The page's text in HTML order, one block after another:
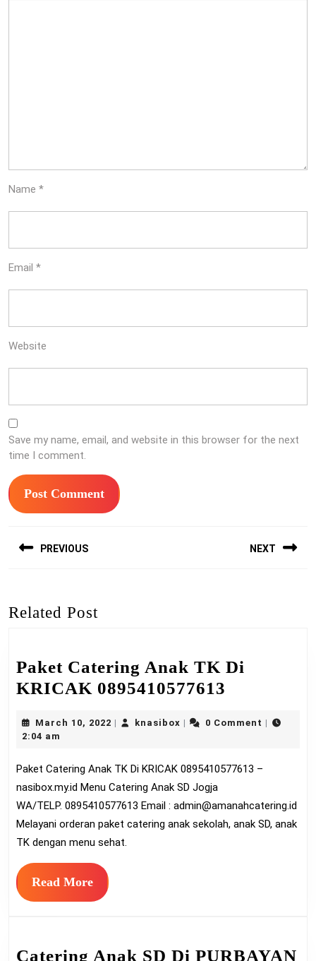
Name *
Email *
Website
Save my name, email, and website in this browser for the next
time I comment.
navigation
PREVIOUS NEXT
Related Post
Paket Catering Anak TK Di
KRICAK 0895410577613
Anak
Di
March 10, 2022 Marchknasiboxknasibox0 Comment
2:04 am
Paket Catering Anak TK Di KRICAK 0895410577613 –
nasibox.my.id Menu Catering Anak SD Jogja
WA/TELP. 0895410577613 Email : admin@amanahcatering.id
Melayani orderan paket catering anak sekolah, anak SD, anak
TK dengan menu sehat.
Read MoreRead
More
Catering Anak SD Di PURBAYAN